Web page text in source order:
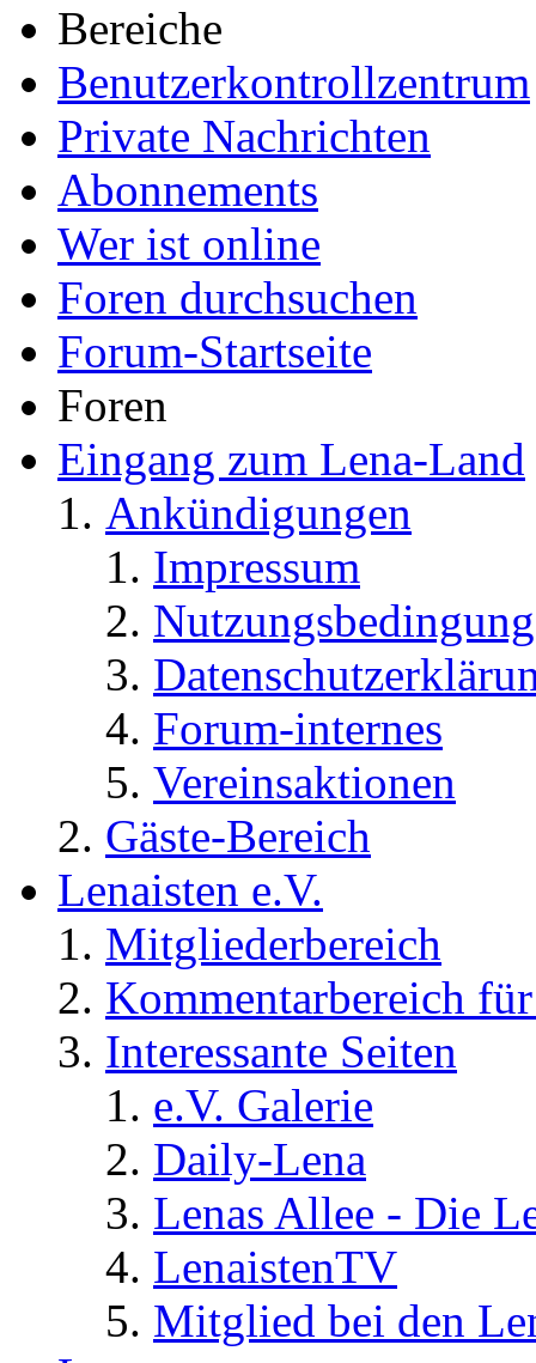
Bereiche
Benutzerkontrollzentrum
Private Nachrichten
Abonnements
Wer ist online
Foren durchsuchen
Forum-Startseite
Foren
Eingang zum Lena-Land
Ankündigungen
Impressum
Forum-internes
Vereinsaktionen
Gäste-Bereich
Lenaisten e.V.
Mitgliederbereich
Kommentarbereich
Interessante Seiten
e.V. Galerie
Daily-Lena
Lenas Allee - Die
LenaistenTV
Mitglied bei den